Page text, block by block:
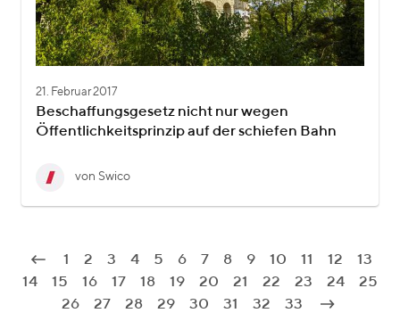
21. Februar 2017
Beschaffungsgesetz nicht nur wegen
Öffentlichkeitsprinzip auf der schiefen Bahn
von Swico
1 2 3 4 5 6 7 8 9 10 11 12
13
14
15 16 17 18 19 20 21 22 23 24
25
26
27 28 29 30 31 32 33